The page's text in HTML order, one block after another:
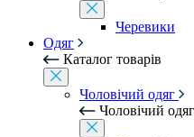
Черевики
Одяг
Каталог товарів
Чоловічий одяг
Чоловічий одяг